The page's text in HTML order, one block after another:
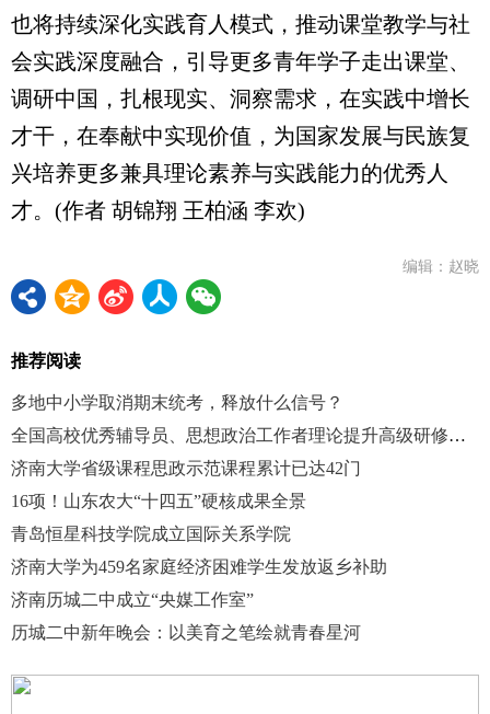
也将持续深化实践育人模式，推动课堂教学与社
会实践深度融合，引导更多青年学子走出课堂、
调研中国，扎根现实、洞察需求，在实践中增长
才干，在奉献中实现价值，为国家发展与民族复
兴培养更多兼具理论素养与实践能力的优秀人
才。(作者 胡锦翔 王柏涵 李欢)
编辑：赵晓
推荐阅读
多地中小学取消期末统考，释放什么信号？
全国高校优秀辅导员、思想政治工作者理论提升高级研修班在山大开办
济南大学省级课程思政示范课程累计已达42门
16项！山东农大“十四五”硬核成果全景
青岛恒星科技学院成立国际关系学院
济南大学为459名家庭经济困难学生发放返乡补助
济南历城二中成立“央媒工作室”
历城二中新年晚会：以美育之笔绘就青春星河